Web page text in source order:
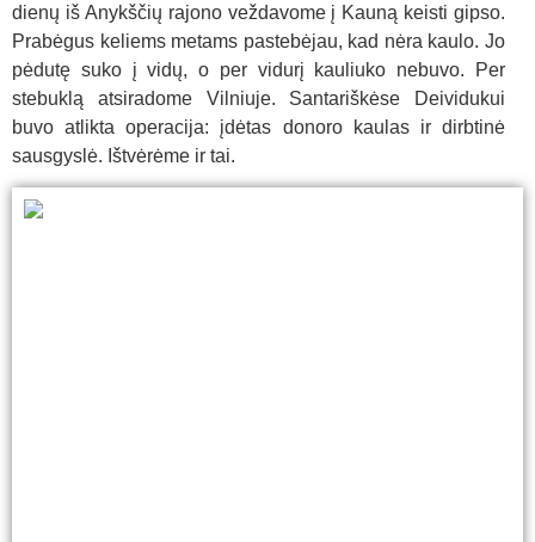
dienų iš Anykščių rajono veždavome į Kauną keisti gipso.
Prabėgus keliems metams pastebėjau, kad nėra kaulo. Jo
pėdutę suko į vidų, o per vidurį kauliuko nebuvo. Per
stebuklą atsiradome Vilniuje. Santariškėse Deividukui
buvo atlikta operacija: įdėtas donoro kaulas ir dirbtinė
sausgyslė. Ištvėrėme ir tai.